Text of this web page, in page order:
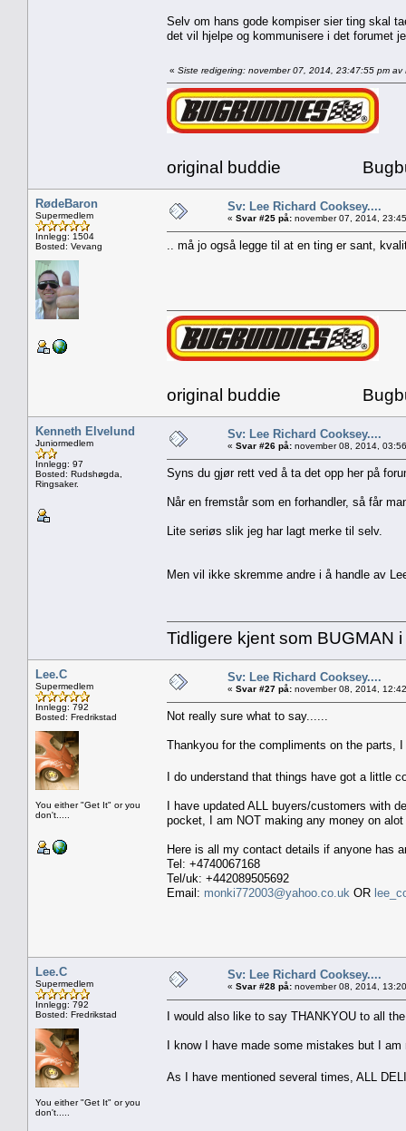
Selv om hans gode kompiser sier ting skal
det vil hjelpe og kommunisere i det forumet
« Siste redigering: november 07, 2014, 23:47:55 pm av
original buddie
RødeBaron
Supermedlem
Innlegg: 1504
Bosted: Vevang
Sv: Lee Richard Cooksey....
« Svar #25 på: november 07, 2014,
.. må jo også legge til at en ting er sant,
original buddie
Kenneth Elvelund
Juniormedlem
Innlegg: 97
Bosted: Rudshøgda,
Ringsaker.
Sv: Lee Richard Cooksey....
« Svar #26 på: november 08, 2014,
Syns du gjør rett ved å ta det opp her på
Når en fremstår som en forhandler, så får
Lite seriøs slik jeg har lagt merke til selv.
Men vil ikke skremme andre i å handle av
Tidligere kjent som BUGMAN
Lee.C
Supermedlem
Innlegg: 792
Bosted: Fredrikstad
You either "Get It" or you
don't.....
Sv: Lee Richard Cooksey....
« Svar #27 på: november 08, 2014,
Not really sure what to say......
Thankyou for the compliments on the parts,
I do understand that things have got a little
I have updated ALL buyers/customers with
pocket, I am NOT making any money on
Here is all my contact details if anyone has
Tel: +4740067168
Tel/uk: +442089505692
Email: monki772003@yahoo.co.uk OR
Lee.C
Supermedlem
Innlegg: 792
Bosted: Fredrikstad
You either "Get It" or you
don't.....
Sv: Lee Richard Cooksey....
« Svar #28 på: november 08, 2014,
I would also like to say THANKYOU to all
I know I have made some mistakes but I
As I have mentioned several times, ALL